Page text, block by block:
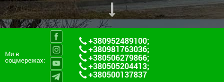
Ми в
соцмережах:
+380952489100;
+380981763036;
+380506279866;
+380505204413;
+380500137837